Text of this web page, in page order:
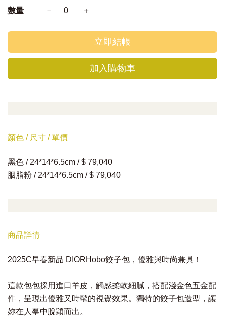
數量 － 0 ＋
立即結帳
加入購物車
顏色 / 尺寸 / 單價
黑色 / 24*14*6.5cm / $ 79,040
胭脂粉 / 24*14*6.5cm / $ 79,040
商品詳情
2025C早春新品 DIORHobo餃子包，優雅與時尚兼具！
這款包包採用進口羊皮，觸感柔軟細膩，搭配淺金色五金配
件，呈現出優雅又時髦的視覺效果。獨特的餃子包造型，讓
妳在人羣中脫穎而出。